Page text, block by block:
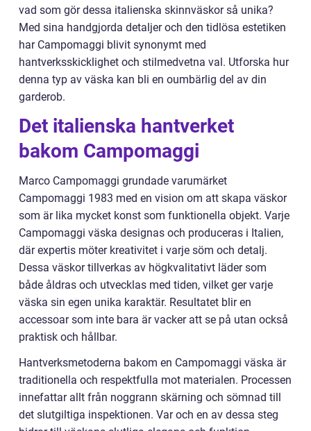
vad som gör dessa italienska skinnväskor så unika?
Med sina handgjorda detaljer och den tidlösa estetiken
har Campomaggi blivit synonymt med
hantverksskicklighet och stilmedvetna val. Utforska hur
denna typ av väska kan bli en oumbärlig del av din
garderob.
Det italienska hantverket
bakom Campomaggi
Marco Campomaggi grundade varumärket
Campomaggi 1983 med en vision om att skapa väskor
som är lika mycket konst som funktionella objekt. Varje
Campomaggi väska designas och produceras i Italien,
där expertis möter kreativitet i varje söm och detalj.
Dessa väskor tillverkas av högkvalitativt läder som
både åldras och utvecklas med tiden, vilket ger varje
väska sin egen unika karaktär. Resultatet blir en
accessoar som inte bara är vacker att se på utan också
praktisk och hållbar.
Hantverksmetoderna bakom en Campomaggi väska är
traditionella och respektfulla mot materialen. Processen
innefattar allt från noggrann skärning och sömnad till
det slutgiltiga inspektionen. Var och en av dessa steg